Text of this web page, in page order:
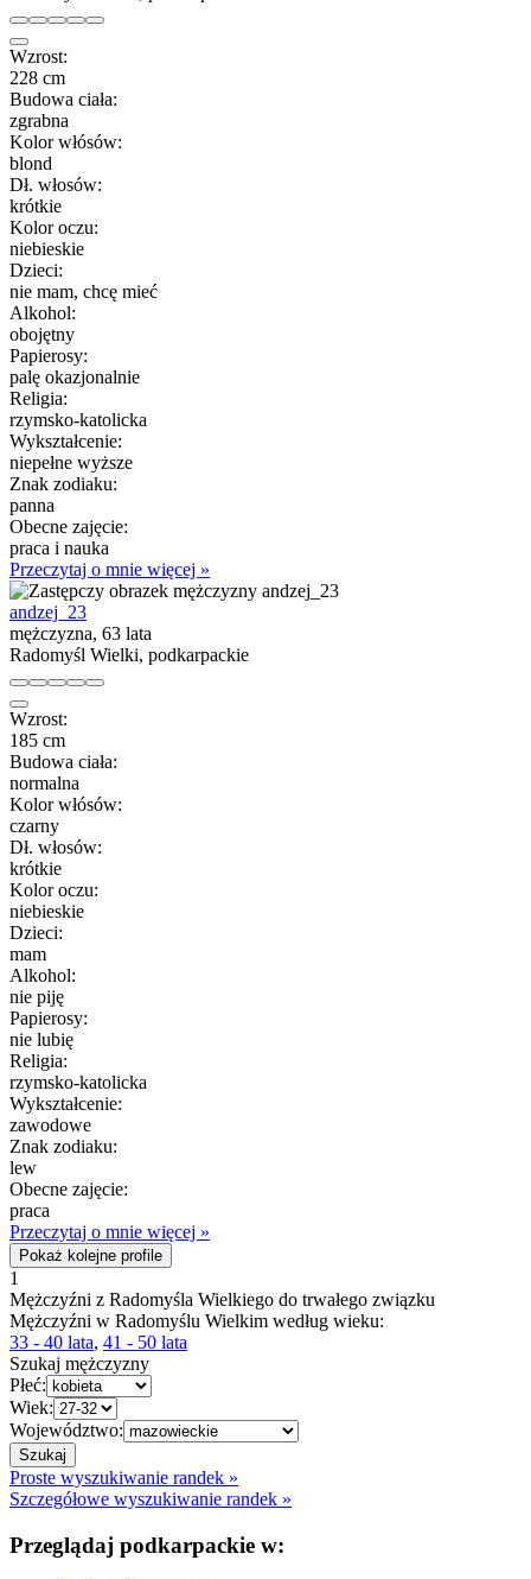
Wzrost:
228 cm
Budowa ciała:
zgrabna
Kolor włósów:
blond
Dł. włosów:
krótkie
Kolor oczu:
niebieskie
Dzieci:
nie mam, chcę mieć
Alkohol:
obojętny
Papierosy:
palę okazjonalnie
Religia:
rzymsko-katolicka
Wykształcenie:
niepełne wyższe
Znak zodiaku:
panna
Obecne zajęcie:
praca i nauka
Przeczytaj o mnie więcej »
andzej_23
mężczyzna, 63 lata
Radomyśl Wielki, podkarpackie
Wzrost:
185 cm
Budowa ciała:
normalna
Kolor włósów:
czarny
Dł. włosów:
krótkie
Kolor oczu:
niebieskie
Dzieci:
mam
Alkohol:
nie piję
Papierosy:
nie lubię
Religia:
rzymsko-katolicka
Wykształcenie:
zawodowe
Znak zodiaku:
lew
Obecne zajęcie:
praca
Przeczytaj o mnie więcej »
Pokaż kolejne profile
1
Mężczyźni z Radomyśla Wielkiego do trwałego związku
Mężczyźni w Radomyślu Wielkim według wieku:
33 - 40 lata, 41 - 50 lata
Szukaj mężczyzny
Płeć:
Wiek:
Województwo:
Proste wyszukiwanie randek »
Szczegółowe wyszukiwanie randek »
Przeglądaj podkarpackie w: